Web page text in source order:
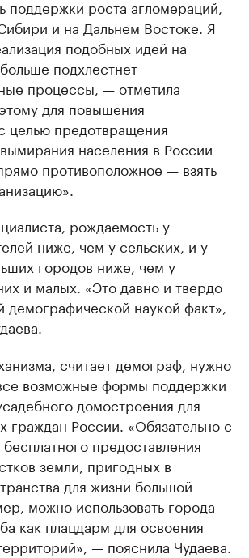
поддержки роста агломераций,
и на Дальнем Востоке. Я
подобных идей на
подхлестнет
процессы, — отметила
для повышения
целью предотвращения
населения в России
противоположное — взять
рождаемость у
ниже, чем у сельских, и у
городов ниже, чем у
и малых. «Это давно и твердо
демографической наукой факт»,
считает демограф, нужно
возможные формы поддержки
домостроения для
граждан России. «Обязательно с
предоставления
земли, пригодных в
для жизни большой
можно использовать города
как плацдарм для освоения
— пояснила Чудаева.